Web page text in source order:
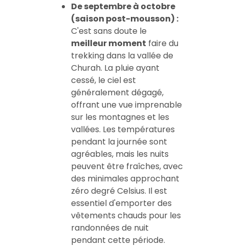
De septembre à octobre
(saison post-mousson) :
C'est sans doute le
meilleur moment faire du
trekking dans la vallée de
Churah. La pluie ayant
cessé, le ciel est
généralement dégagé,
offrant une vue imprenable
sur les montagnes et les
vallées. Les températures
pendant la journée sont
agréables, mais les nuits
peuvent être fraîches, avec
des minimales approchant
zéro degré Celsius. Il est
essentiel d'emporter des
vêtements chauds pour les
randonnées de nuit
pendant cette période.